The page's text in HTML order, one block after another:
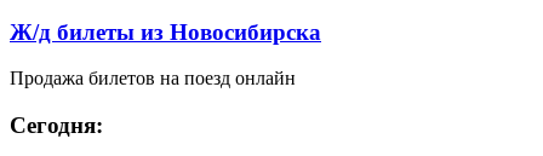
Ж/д билеты из Новосибирска
Продажа билетов на поезд онлайн
Сегодня: